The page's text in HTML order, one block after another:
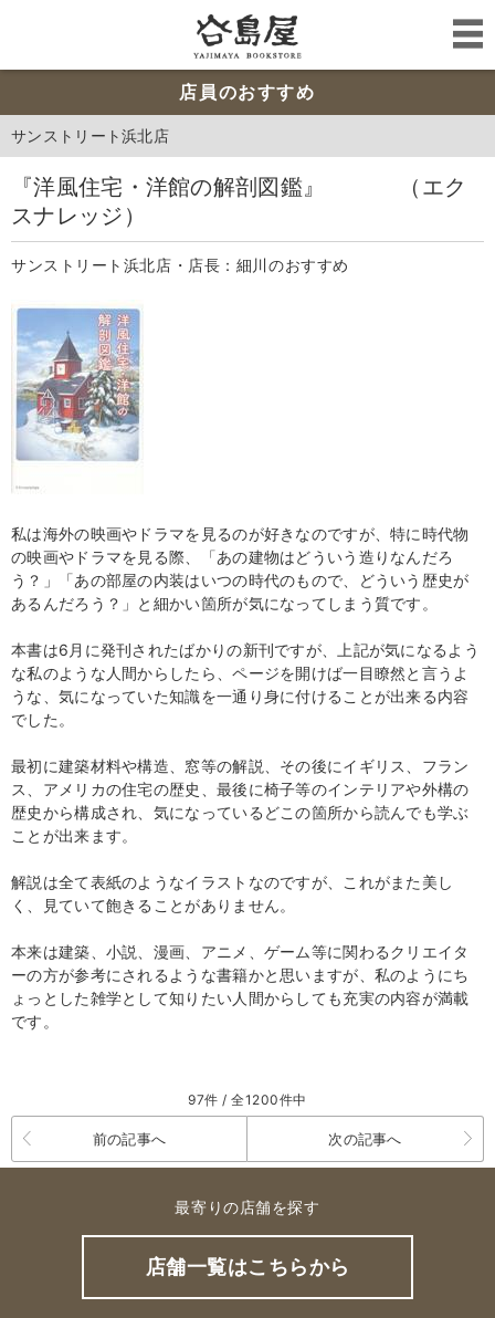
店員のおすすめ
サンストリート浜北店
『洋風住宅・洋館の解剖図鑑』 （エク
スナレッジ）
サンストリート浜北店・店長：細川のおすすめ
私は海外の映画やドラマを見るのが好きなのですが、特に時代物
の映画やドラマを見る際、「あの建物はどういう造りなんだろ
う？」「あの部屋の内装はいつの時代のもので、どういう歴史が
あるんだろう？」と細かい箇所が気になってしまう質です。
本書は6月に発刊されたばかりの新刊ですが、上記が気になるよう
な私のような人間からしたら、ページを開けば一目瞭然と言うよ
うな、気になっていた知識を一通り身に付けることが出来る内容
でした。
最初に建築材料や構造、窓等の解説、その後にイギリス、フラン
ス、アメリカの住宅の歴史、最後に椅子等のインテリアや外構の
歴史から構成され、気になっているどこの箇所から読んでも学ぶ
ことが出来ます。
解説は全て表紙のようなイラストなのですが、これがまた美し
く、見ていて飽きることがありません。
本来は建築、小説、漫画、アニメ、ゲーム等に関わるクリエイタ
ーの方が参考にされるような書籍かと思いますが、私のようにち
ょっとした雑学として知りたい人間からしても充実の内容が満載
です。
97件 / 全1200件中
前の記事へ 次の記事へ
最寄りの店舗を探す
店舗一覧はこちらから